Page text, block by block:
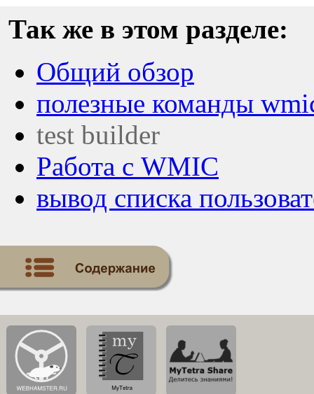
Так же в этом разделе:
Общий обзор
полезные команды
test builder
Работа с WMIC
вывод списка